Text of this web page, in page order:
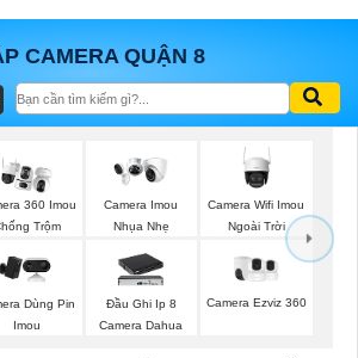
CAMERA QUẬN 8
360 Imou
Trộm
Camera Imou
Nhụa Nhẹ
Camera Wifi Imou
Ngoài Trời
Dùng Pin
Imou
Đầu Ghi Ip 8
Camera Dahua
Camera Ezviz 360